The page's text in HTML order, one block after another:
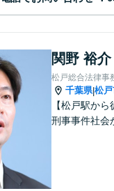
関野 裕介
松戸総合法律事
千葉県|松
【松戸駅か
刑事事件社会